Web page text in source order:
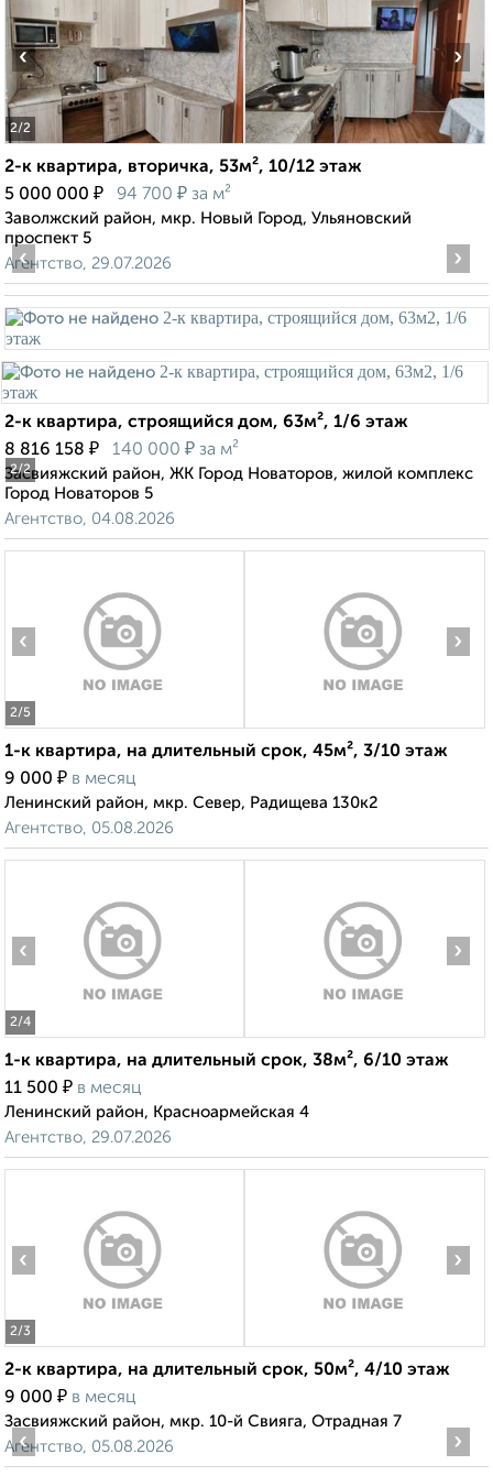
2/2
‹ ›
2-к квартира, вторичка, 53м², 10/12 этаж
5 000 000 ₽ 94 700 ₽ за м²
Заволжский район, мкр. Новый Город, Ульяновский
проспект 5
Агентство, 29.07.2026
2/2
‹ ›
2-к квартира, строящийся дом, 63м², 1/6 этаж
8 816 158 ₽ 140 000 ₽ за м²
Засвияжский район, ЖК Город Новаторов, жилой комплекс
Город Новаторов 5
Агентство, 04.08.2026
2/5
‹ ›
1-к квартира, на длительный срок, 45м², 3/10 этаж
9 000 ₽ в месяц
Ленинский район, мкр. Север, Радищева 130к2
Агентство, 05.08.2026
2/4
‹ ›
1-к квартира, на длительный срок, 38м², 6/10 этаж
11 500 ₽ в месяц
Ленинский район, Красноармейская 4
Агентство, 29.07.2026
2/3
‹ ›
2-к квартира, на длительный срок, 50м², 4/10 этаж
9 000 ₽ в месяц
Засвияжский район, мкр. 10-й Свияга, Отрадная 7
Агентство, 05.08.2026
‹ ›